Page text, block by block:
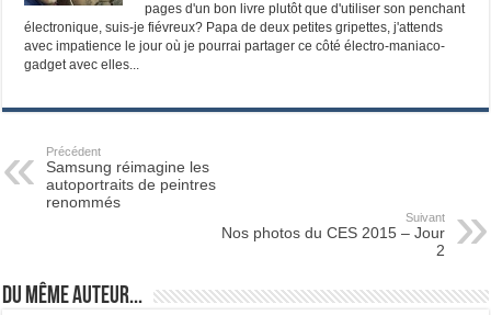
pages d'un bon livre plutôt que d'utiliser son penchant
électronique, suis-je fiévreux? Papa de deux petites gripettes, j'attends
avec impatience le jour où je pourrai partager ce côté électro-maniaco-
gadget avec elles...
Précédent
Samsung réimagine les
autoportraits de peintres
renommés
Suivant
Nos photos du CES 2015 – Jour
2
Du même auteur...